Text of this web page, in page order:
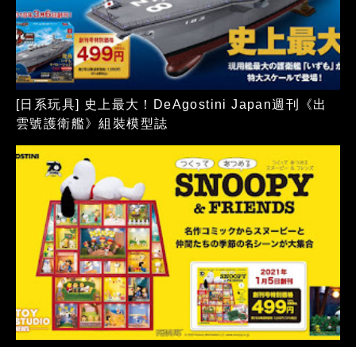
[日系玩具] 史上最大！DeAgostini Japan週刊《出
雲號護衛艦》組裝模型誌